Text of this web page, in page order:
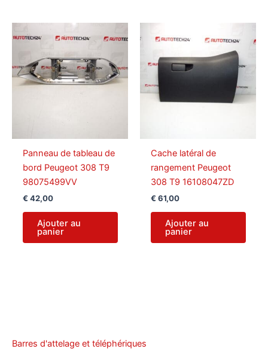
Barres d'attelage et téléphériques
Panneau de tableau de
bord Peugeot 308 T9
98075499VV
€ 42,00
Ajouter au
panier
Cache latéral de
rangement Peugeot
308 T9 16108047ZD
€ 61,00
Ajouter au
panier